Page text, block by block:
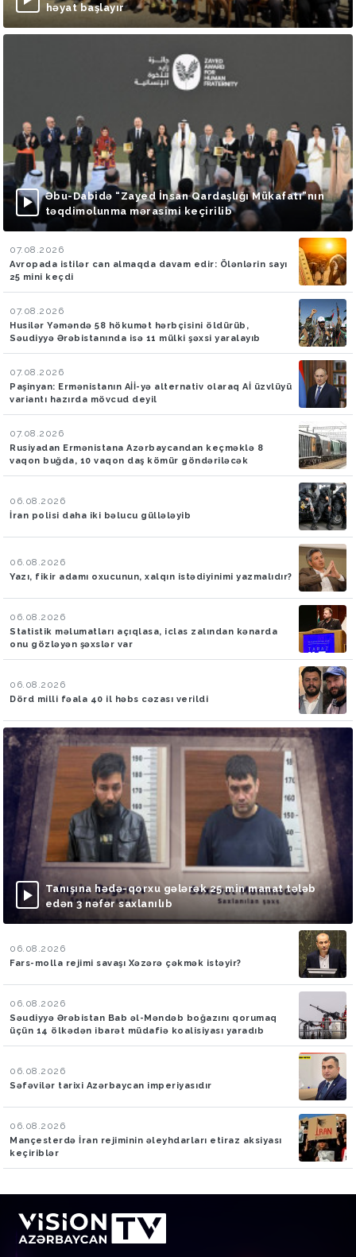
həyat başlayır
Əbu-Dabidə “Zayed İnsan Qardaşlığı Mükafatı”nın
təqdimolunma mərasimi keçirilib
07.08.2026
Avropada istilər can almaqda davam edir: Ölənlərin sayı
25 mini keçdi
07.08.2026
Husilər Yəməndə 58 hökumət hərbçisini öldürüb,
Səudiyyə Ərəbistanında isə 11 mülki şəxsi yaralayıb
07.08.2026
Paşinyan: Ermənistanın Aİİ-yə alternativ olaraq Aİ üzvlüyü
variantı hazırda mövcud deyil
07.08.2026
Rusiyadan Ermənistana Azərbaycandan keçməklə 8
vaqon buğda, 10 vaqon daş kömür göndəriləcək
06.08.2026
İran polisi daha iki bəlucu güllələyib
06.08.2026
Yazı, fikir adamı oxucunun, xalqın istədiyinimi yazmalıdır?
06.08.2026
Statistik məlumatları açıqlasa, iclas zalından kənarda
onu gözləyən şəxslər var
06.08.2026
Dörd milli fəala 40 il həbs cəzası verildi
Tanışına hədə-qorxu gələrək 25 min manat tələb
edən 3 nəfər saxlanılıb
06.08.2026
Fars-molla rejimi savaşı Xəzərə çəkmək istəyir?
06.08.2026
Səudiyyə Ərəbistan Bab əl-Məndəb boğazını qorumaq
üçün 14 ölkədən ibarət müdafiə koalisiyası yaradıb
06.08.2026
Səfəvilər tarixi Azərbaycan imperiyasıdır
06.08.2026
Mançesterdə İran rejiminin əleyhdarları etiraz aksiyası
keçiriblər